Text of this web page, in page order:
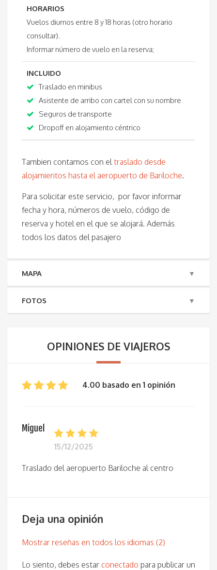
HORARIOS
Vuelos diurnos entre 8 y 18 horas (otro horario
consultar).
Informar número de vuelo en la reserva;
INCLUIDO
Traslado en minibus
Asistente de arribo con cartel con su nombre
Seguros de transporte
Dropoff en alojamiento céntrico
Tambien contamos con el traslado desde
alojamientos hasta el aeropuerto de Bariloche.
Para solicitar este servicio, por favor informar
fecha y hora, números de vuelo, código de
reserva y hotel en el que se alojará. Además
todos los datos del pasajero
MAPA
FOTOS
OPINIONES DE VIAJEROS
4.00 basado en 1 opinión
Miguel
15/12/2025
Traslado del aeropuerto Bariloche al centro
Deja una opinión
Mostrar reseñas en todos los idiomas (2)
Lo siento, debes estar conectado para publicar un